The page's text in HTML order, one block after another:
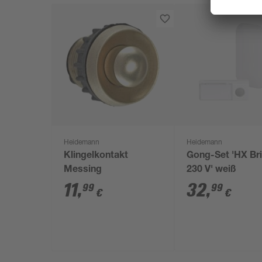
Heidemann
Klingelkontakt
Messing
11,99 €
Heidemann
Gong-Set 'HX
230 V' weiß
32,99 €